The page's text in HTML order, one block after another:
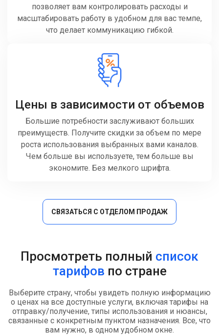
позволяет вам контролировать расходы и
масштабировать работу в удобном для вас темпе,
что делает коммуникацию гибкой.
Цены в зависимости от объемов
Большие потребности заслуживают больших
преимуществ. Получите скидки за объем по мере
роста использования выбранных вами каналов.
Чем больше вы используете, тем больше вы
экономите. Без мелкого шрифта.
СВЯЗАТЬСЯ С ОТДЕЛОМ ПРОДАЖ
Просмотреть полный список
тарифов по стране
Выберите страну, чтобы увидеть полную информацию
о ценах на все доступные услуги, включая тарифы на
отправку/получение, типы использования и нюансы,
связанные с конкретным пунктом назначения. Все, что
вам нужно, в одном удобном окне.